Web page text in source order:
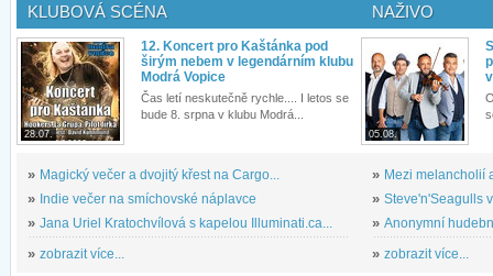
KLUBOVÁ SCÉNA
28.07.
12. Koncert pro Kaštánka pod
širým nebem v legendárním klubu
Modrá Vopice
Čas letí neskutečně rychle.... I letos se
bude 8. srpna v klubu Modrá...
» Magický večer a dvojitý křest na Cargo...
» Indie večer na smíchovské náplavce
» Jana Uriel Kratochvílová s kapelou Illuminati.ca...
» zobrazit více...
NAŽIVO
05.08.
» Mezi melancholií
» Steve'n'Seagulls
» Anonymní
» zobrazit více...